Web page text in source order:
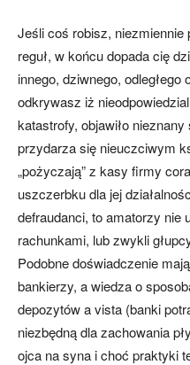
Jeśli coś robisz, niezmiennie
reguł, w końcu dopada cię
innego, dziwnego,
odkrywasz iż
katastrofy, objawiło
przydarza się nieuczciwym
„pożyczają” z kasy firmy
uszczerbku dla jej
defraudanci, to amatorzy nie
rachunkami, lub zwykli
Podobne doświadczenie
bankierzy, a wiedza o
depozytów a vista (banki
niezbędną dla zachowania
ojca na syna i choć praktyki